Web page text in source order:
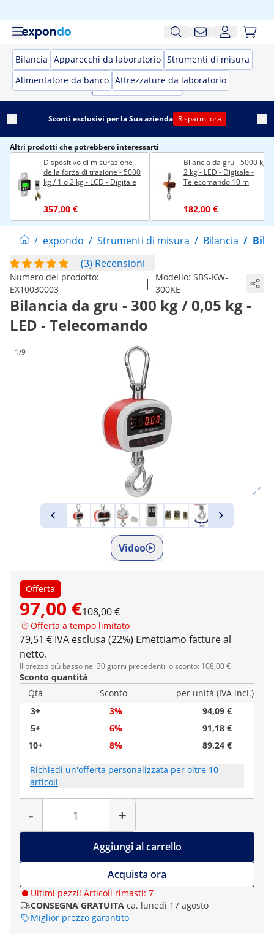
Bilancia Apparecchi da laboratorio Strumenti di misura
Alimentatore da banco Attrezzature da laboratorio
Sconti esclusivi per la Sua azienda Risparmi ora
Altri prodotti che potrebbero interessarti
Dispositivo di misurazione
della forza di trazione - 5000
kg / 1 o 2 kg - LCD - Digitale
357,00 €
Bilancia da gru - 5000 kg /
2 kg - LED - Digitale -
Telecomando 10 m
182,00 €
/ expondo / Strumenti di misura / Bilancia /
(3) Recensioni
Numero del prodotto:
EX10030003
| Modello: SBS-KW-
300KE
Bilancia da gru - 300 kg / 0,05 kg -
LED - Telecomando
1/9
Video
Offerta
97,00 €108,00 €
Offerta a tempo limitato
79,51 € IVA esclusa (22%) Emettiamo fatture al
netto.
Il prezzo più basso nei 30 giorni precedenti lo sconto: 108,00 €
Sconto quantità
Qtà
Sconto
per unità (IVA incl.)
3+
3%
94,09 €
5+
6%
91,18 €
10+
8% 89,24 €
Richiedi un'offerta personalizzata per oltre 10
articoli
-
Quantità
+
Aggiungi al carrello
Acquista ora
Ultimi pezzi! Articoli rimasti: 7
CONSEGNA GRATUITA ca. lunedì 17 agosto
Miglior prezzo garantito